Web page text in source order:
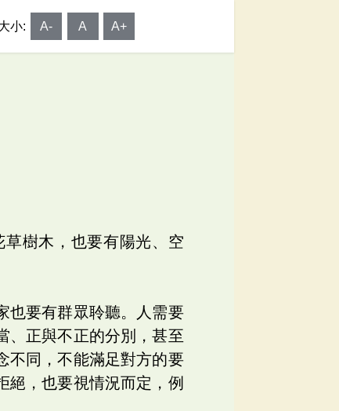
小: A- A A+
樹木，也要有陽光、空
也要有群眾聆聽。人需要
、正與不正的分別，甚至
不同，不能滿足對方的要
絕，也要視情況而定，例